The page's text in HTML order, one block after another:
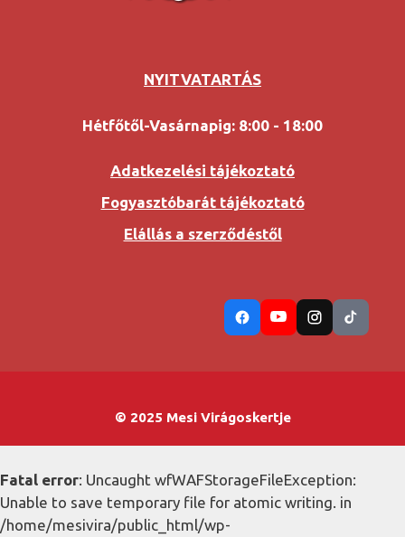
NYITVATARTÁS
Hétfőtől-Vasárnapig: 8:00 - 18:00
Adatkezelési tájékoztató
Fogyasztóbarát tájékoztató
Elállás a szerződéstől
© 2025 Mesi Virágoskertje
Fatal error: Uncaught wfWAFStorageFileException:
Unable to save temporary file for atomic writing. in
/home/mesivira/public_html/wp-